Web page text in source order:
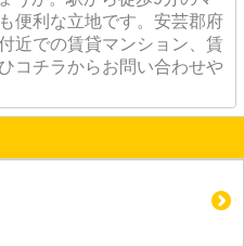
便利な立地です。安芸郡府
近での賃貸マンション、賃
コチラからお問い合わせや